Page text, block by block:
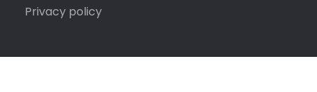
Privacy policy